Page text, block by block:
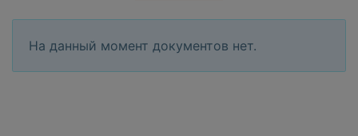
На данный момент документов нет.